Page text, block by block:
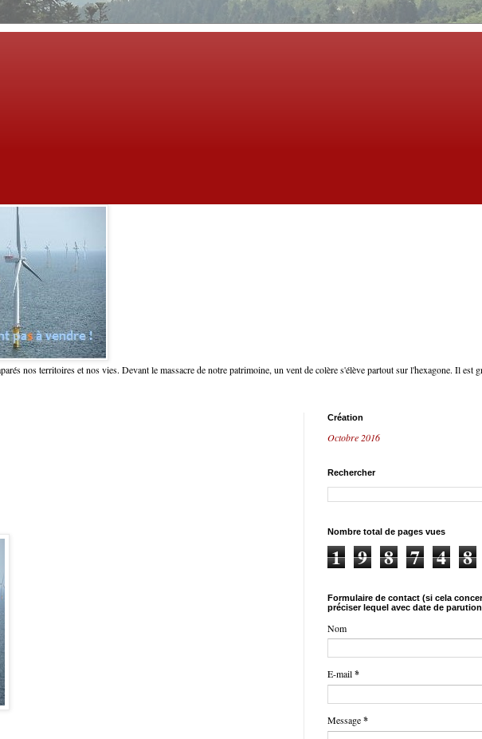
nos territoires et nos vies. Devant le massacre de notre patrimoine, un vent de colère s'élève partout sur l'hexagone. Il est
Création
Octobre 2016
Rechercher
Nombre total de pages vues
1 9 8 7 4 8
Formulaire de contact (si cela
préciser lequel avec date de
Nom
E-mail*
Message*